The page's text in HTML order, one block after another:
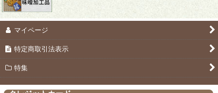
マイページ
特定商取引法表示
特集